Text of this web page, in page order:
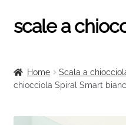
Vai
alla
Vai
al
scale a
Tutte le scale
Categorie scale
Home Scala a
chiocciola Spiral Smart